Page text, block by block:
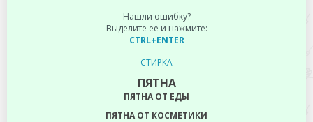
Нашли ошибку?
Выделите ее и нажмите:
CTRL+ENTER
СТИРКА
ПЯТНА
ПЯТНА ОТ ЕДЫ
ПЯТНА ОТ КОСМЕТИКИ